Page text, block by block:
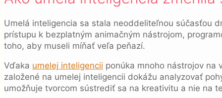
Umelá inteligencia sa stala neoddeliteľnou súčasťou
prístupu k bezplatným animačným nástrojom,
toho, aby museli míňať veľa peňazí.
Vďaka umelej inteligencii ponúka mnoho nástrojov na
založené na umelej inteligencii dokážu analyzovať
umožňuje tvorcom sústrediť sa na kreativitu a nie na